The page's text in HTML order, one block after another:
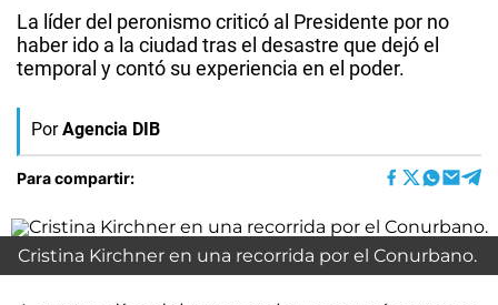
La líder del peronismo criticó al Presidente por no
haber ido a la ciudad tras el desastre que dejó el
temporal y contó su experiencia en el poder.
Por Agencia DIB
Para compartir:
Cristina Kirchner en una recorrida por el Conurbano.